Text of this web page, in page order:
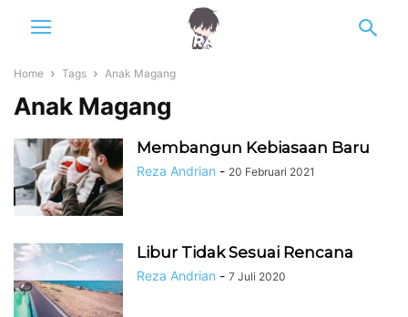
Home Tags Anak Magang
Anak Magang
Membangun Kebiasaan Baru
Reza Andrian - 20 Februari 2021
Libur Tidak Sesuai Rencana
Reza Andrian - 7 Juli 2020